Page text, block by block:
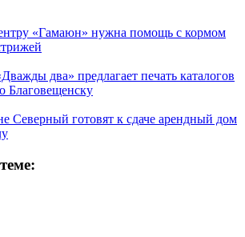
«Гамаюн» нужна помощь с кормом
два» предлагает печать каталогов
Благовещенску
Северный готовят к сдаче арендный дом